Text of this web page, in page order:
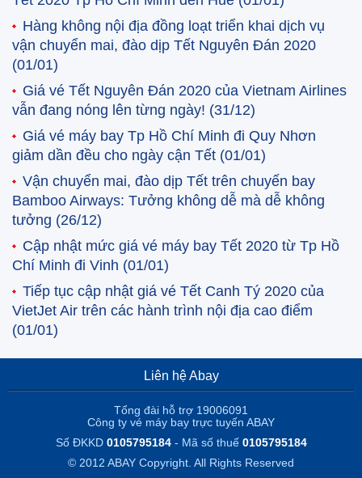
Hàng không nội địa đồng loạt triển khai dịch vụ
vận chuyển mai, đào dịp Tết Nguyên Đán 2020
(01/01)
Giá vé Tết Nguyên Đán 2020 của Vietnam Airlines
vẫn đang nóng lên từng ngày! (31/12)
Giá vé máy bay Tp Hồ Chí Minh đi Quy Nhơn
giảm dần đều cho ngày cận Tết (01/01)
Vận chuyển mai, đào dịp Tết trên chuyến bay
Bamboo Airways: Tưởng không dễ mà dễ không
tưởng (26/12)
Cập nhật mức giá vé máy bay Tết 2020 từ Tp Hồ
Chí Minh đi Vinh (01/01)
Tiếp tục cập nhật giá vé Tết Canh Tý 2020 của
VietJet Air trên các hành trình nội địa cao điểm
(01/01)
Liên hệ Abay
Tổng đài hỗ trợ 19006091
Công ty vé máy bay trực tuyến ABAY
Số ĐKKD 0105795184- Mã số thuế 0105795184
© 2012 ABAY Copyright. All Rights Reserved